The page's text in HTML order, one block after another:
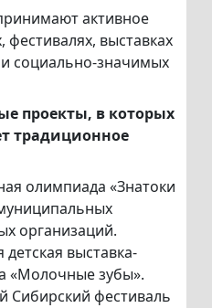
активное
фестивалях, выставках
социально-значимых
проекты, в которых
традиционное
олимпиада «Знатоки
организаций.
выставка-
«Молочные зубы».
Сибирский фестиваль